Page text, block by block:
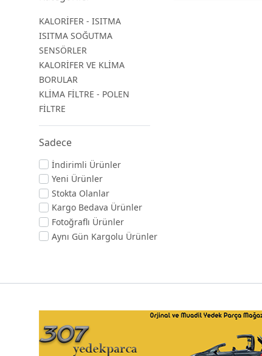
KALORİFER - ISITMA
ISITMA SOĞUTMA
SENSÖRLER
KALORİFER VE KLİMA
BORULAR
KLİMA FİLTRE - POLEN
FİLTRE
Sadece
İndirimli Ürünler
Yeni Ürünler
Stokta Olanlar
Kargo Bedava Ürünler
Fotoğraflı Ürünler
Aynı Gün Kargolu Ürünler